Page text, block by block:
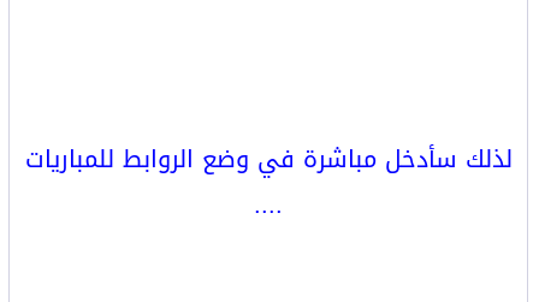
لذلك سأدخل مباشرة في وضع الروابط للمباريات
....